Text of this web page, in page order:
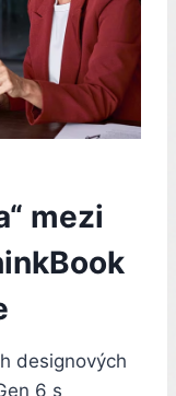
mezi
designových
6 s